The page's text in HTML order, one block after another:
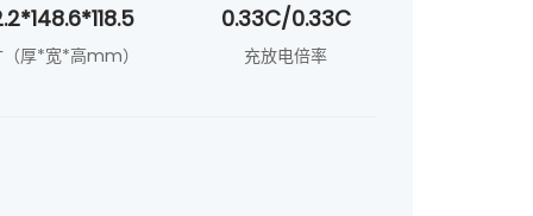
厚*宽*高mm）
0.33C/0.33C
充放电倍率